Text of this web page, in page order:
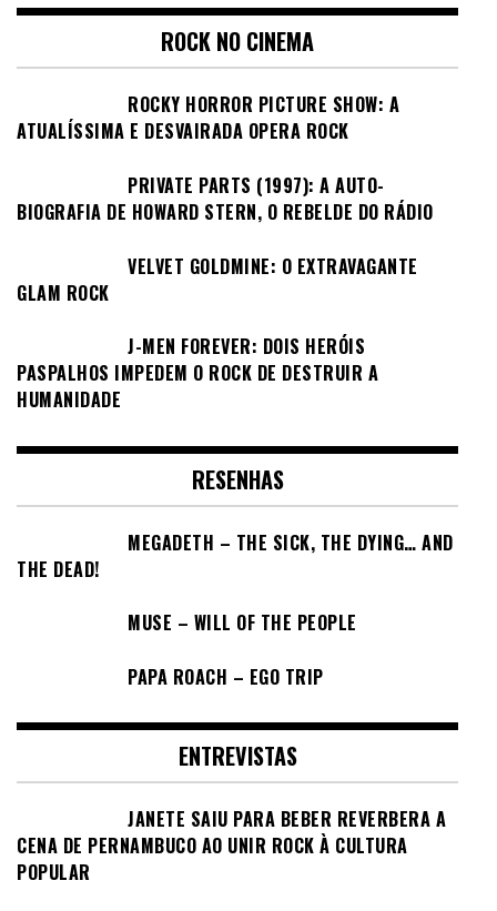
ROCK NO CINEMA
ROCKY HORROR PICTURE SHOW: A
ATUALÍSSIMA E DESVAIRADA OPERA ROCK
PRIVATE PARTS (1997): A AUTO-
BIOGRAFIA DE HOWARD STERN, O REBELDE DO RÁDIO
VELVET GOLDMINE: O EXTRAVAGANTE
GLAM ROCK
J-MEN FOREVER: DOIS HERÓIS
PASPALHOS IMPEDEM O ROCK DE DESTRUIR A
HUMANIDADE
RESENHAS
MEGADETH – THE SICK, THE DYING… AND
THE DEAD!
MUSE – WILL OF THE PEOPLE
PAPA ROACH – EGO TRIP
ENTREVISTAS
JANETE SAIU PARA BEBER REVERBERA A
CENA DE PERNAMBUCO AO UNIR ROCK À CULTURA
POPULAR